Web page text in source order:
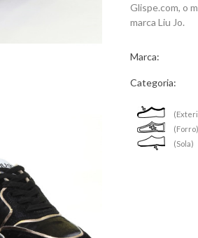
Glispe.com, o
marca Liu Jo.
Marca:
Categoria:
(Forro)
(Sola)